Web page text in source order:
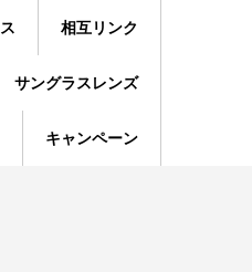
相互リンク
サングラスレンズ
キャンペーン